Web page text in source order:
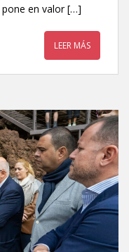
pone en valor […]
LEER MÁS